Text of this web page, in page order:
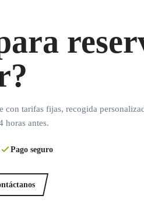
con tarifas fijas, recogida
horas antes.
Pago seguro